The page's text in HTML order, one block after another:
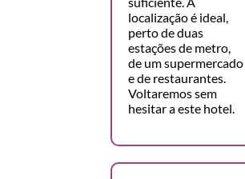
localização é ideal,
perto de duas
estações de metro,
de um supermercado
e de restaurantes.
Voltaremos sem
hesitar a este hotel.